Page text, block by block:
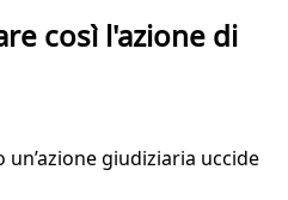
così l'azione di
giudiziaria uccide